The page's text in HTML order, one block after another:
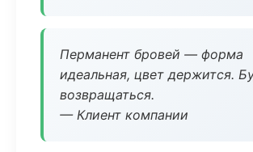
Перманент бровей — форма
идеальная, цвет держится.
возвращаться.
— Клиент компании